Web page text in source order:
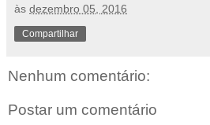
às dezembro 05, 2016
Compartilhar
Nenhum comentário:
Postar um comentário